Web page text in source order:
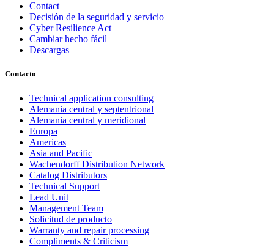
Contact
Decisión de la seguridad y servicio
Cyber Resilience Act
Cambiar hecho fácil
Descargas
Contacto
Technical application consulting
Alemania central y septentrional
Alemania central y meridional
Europa
Americas
Asia and Pacific
Wachendorff Distribution Network
Catalog Distributors
Technical Support
Lead Unit
Management Team
Solicitud de producto
Warranty and repair processing
Compliments & Criticism